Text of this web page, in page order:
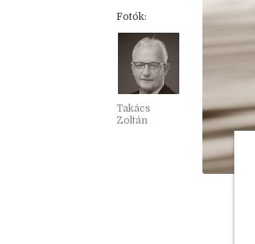
Fotók:
Takács
Zoltán